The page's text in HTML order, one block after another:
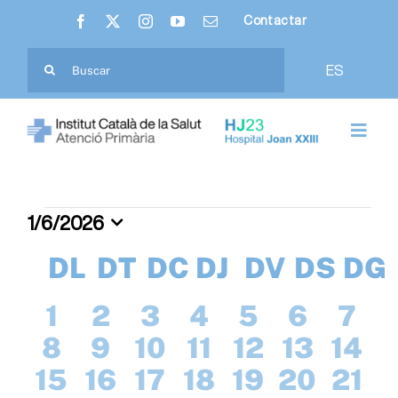
content
Contactar
ES
Ciutadania
Professionals
1/6/2026
una
data.
Calendari
de
Esdeveniments
DL DILLUNS
DT DIMARTS
DC DIMECRES
DJ DIJOUS
DV DS DG
0
esdeveniments
1
0
esdeveniments
2
0
esdeveniments
3
0
esdeveniments
4
0
5
0
6
0
7
0
esdeveniments
8
0
esdeveniments
9
0
esdeveniments
10
0
esdeveniments
11
0
12 0
13 0
14
0
15 0
16 1
17 0
18 0
19 0
20 0
21